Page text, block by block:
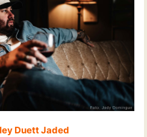
Duett Jaded